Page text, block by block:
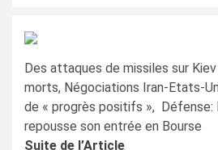
Des attaques de missiles sur
morts, Négociations Iran-Etats-
de « progrès positifs », Défense:
repousse son entrée en Bourse
Suite de l’Article